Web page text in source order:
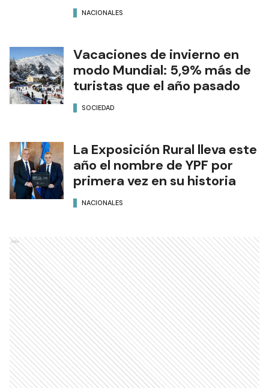
NACIONALES
Vacaciones de invierno en
modo Mundial: 5,9% más de
turistas que el año pasado
SOCIEDAD
La Exposición Rural lleva este
año el nombre de YPF por
primera vez en su historia
NACIONALES
Ads